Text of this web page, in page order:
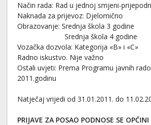
Način rada: Rad u jednoj smjeni-
Naknada za prijevoz: Djelomično
Obrazovanje: Srednja škola 3 godine
Srednja škola 4 godine
Vozačka dozvola: Kategorija «B» i «C»
Radno iskustvo. Nije važno
Ostali uvjeti: Prema Programu javnih
2011.godinu
Natječaj vrijedi od 31.01.2011. do
PRIJAVE ZA POSAO PODNOSE SE